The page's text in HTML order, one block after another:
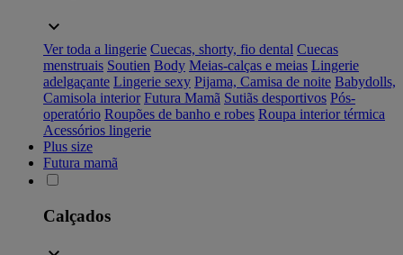
Ver toda a lingerie Cuecas, shorty, fio dental Cuecas
menstruais Soutien Body Meias-calças e meias Lingerie
adelgaçante Lingerie sexy Pijama, Camisa de noite Babydolls,
Camisola interior Futura Mamã Sutiãs desportivos Pós-
operatório Roupões de banho e robes Roupa interior térmica
Acessórios lingerie
Plus size
Futura mamã
Calçados